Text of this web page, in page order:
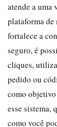
atende a uma
plataforma de
fortalece a
seguro, é
cliques,
pedido ou
como
esse sistema,
como você